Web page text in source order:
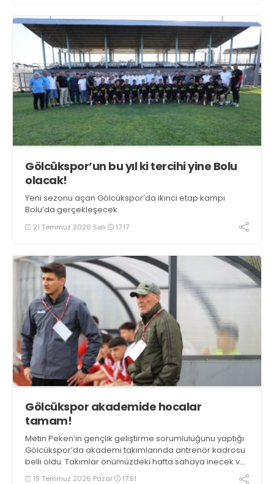
Gölcükspor’un bu yıl ki tercihi yine Bolu
olacak!
Yeni sezonu açan Gölcükspor’da ikinci etap kampı
Bolu’da gerçekleşecek.
21 Temmuz 2026 Salı 17:17
Gölcükspor akademide hocalar
tamam!
Metin Peken’in gençlik geliştirme sorumluluğunu yaptığı
Gölcükspor’da akademi takımlarında antrenör kadrosu
belli oldu. Takımlar önümüzdeki hafta sahaya inecek ve
sezonu açacak. İşte gruplar ve antrenörleri.
19 Temmuz 2026 Pazar 17:51